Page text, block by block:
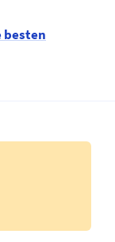
besten